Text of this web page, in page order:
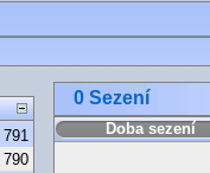
791
790
0 Sezení
Doba sezení